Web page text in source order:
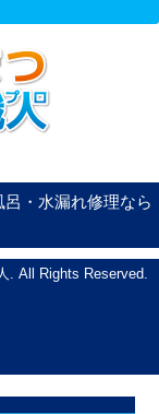
・水漏れ修理なら
. All Rights Reserved.